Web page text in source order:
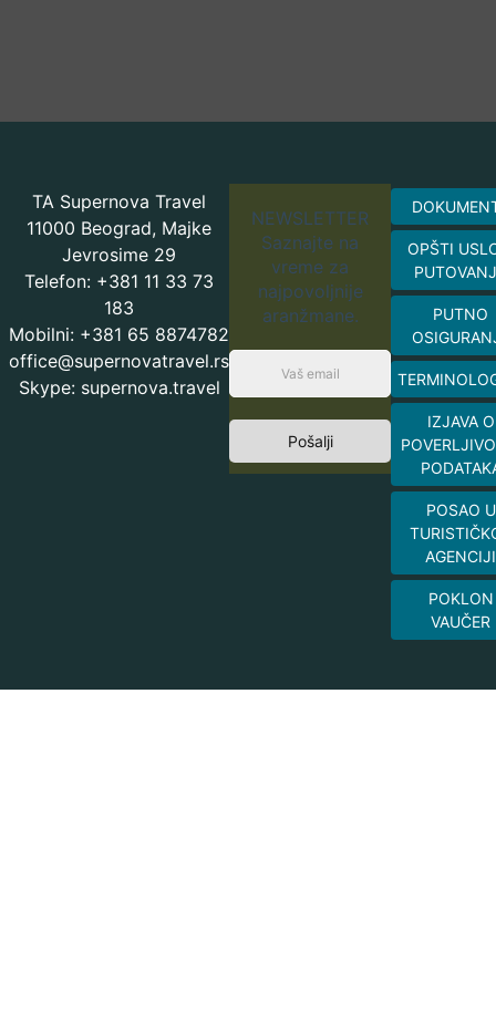
TA Supernova Travel
11000 Beograd, Majke
Jevrosime 29
Telefon: +381 11 33 73
183
Mobilni: +381 65 8874782
office@supernovatravel.rs
Skype: supernova.travel
NEWSLETTER
Saznajte na
vreme za
najpovoljnije
aranžmane.
Pošalji
OPŠTI
PUTNO
IZJAVA O
POSAO U
AGENCIJI
POKLON
VAUČER